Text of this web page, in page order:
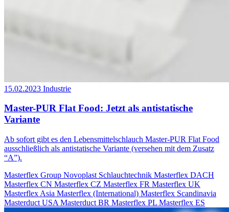
15.02.2023 Industrie
Master-PUR Flat Food: Jetzt als antistatische
Variante
Ab sofort gibt es den Lebensmittelschlauch Master-PUR Flat Food
ausschließlich als antistatische Variante (versehen mit dem Zusatz
“A”).
Masterflex Group Novoplast Schlauchtechnik Masterflex DACH
Masterflex CN Masterflex CZ Masterflex FR Masterflex UK
Masterflex Asia Masterflex (International) Masterflex Scandinavia
Masterduct USA Masterduct BR Masterflex PL Masterflex ES